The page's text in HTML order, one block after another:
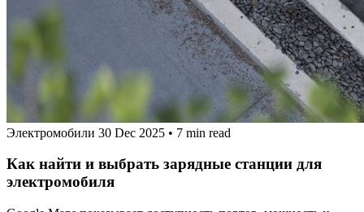
Электромобили 30 Dec 2025 • 7 min read
Как найти и выбрать зарядные станции для
электромобиля